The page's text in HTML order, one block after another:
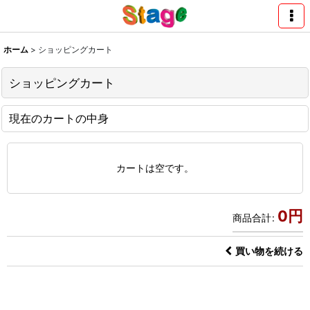
ホーム > ショッピングカート
ショッピングカート
現在のカートの中身
カートは空です。
商品合計: 0円
買い物を続ける